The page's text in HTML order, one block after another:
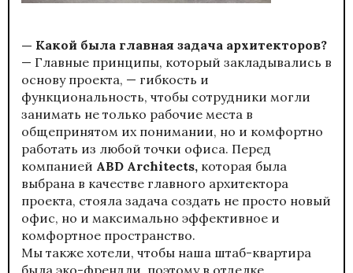
— Какой была главная задача архитекторов?
— Главные принципы, который закладывались в
основу проекта, — гибкость и
функциональность, чтобы сотрудники могли
занимать не только рабочие места в
общепринятом их понимании, но и комфортно
работать из любой точки офиса. Перед
компанией ABD Architects, которая была
выбрана в качестве главного архитектора
проекта, стояла задача создать не просто новый
офис, но и максимально эффективное и
комфортное пространство.
Мы также хотели, чтобы наша штаб-квартира